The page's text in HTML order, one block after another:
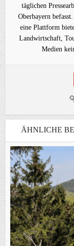
täglichen
Oberbayern
eine Plattform
Landwirtschaft,
Medien
ÄHNLICHE